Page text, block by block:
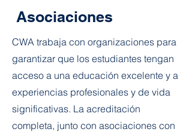
Asociaciones
CWA trabaja con organizaciones para
garantizar que los estudiantes tengan
acceso a una educación excelente y a
experiencias profesionales y de vida
significativas. La acreditación
completa, junto con asociaciones con